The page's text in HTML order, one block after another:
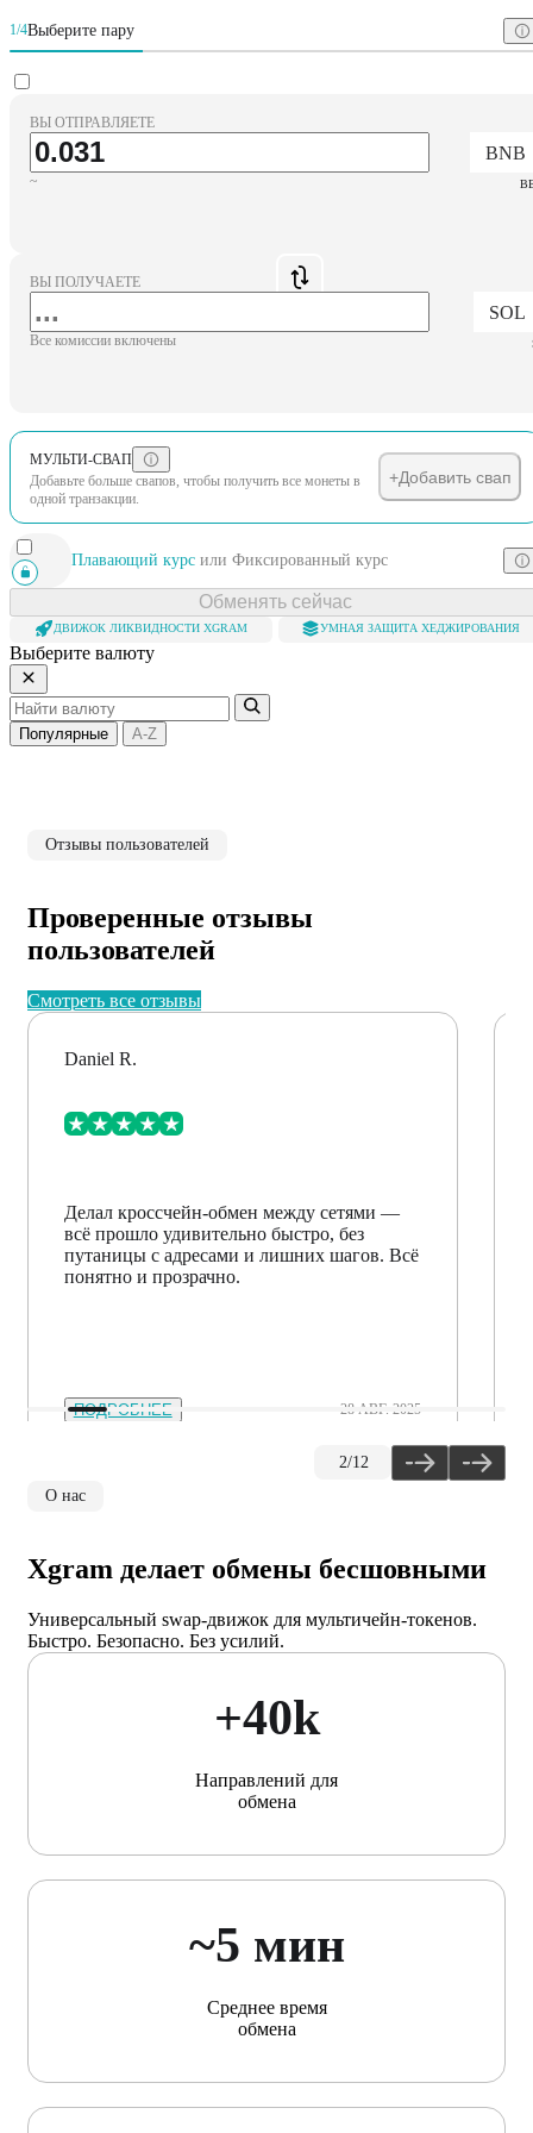
1/4Выберите пару
ВЫ ОТПРАВЛЯЕТЕ
BNB
~
ВЫ ПОЛУЧАЕТЕ
SOL
Все комиссии включены
МУЛЬТИ-СВАП
Добавьте больше свапов, чтобы получить все монеты в
одной транзакции.
+Добавить свап
Плавающий курс или Фиксированный курс
Обменять сейчас
ДВИЖОК ЛИКВИДНОСТИ XGRAM УМНАЯ ЗАЩИТА ХЕДЖИРОВАНИЯ
Выберите валюту
Популярные A-Z
Отзывы пользователей
Проверенные отзывы
пользователей
Смотреть все отзывы
Daniel R.
Делал кроссчейн-обмен между сетями —
всё прошло удивительно быстро, без
путаницы с адресами и лишних шагов. Всё
понятно и прозрачно.
ПОДРОБНЕЕ 28 АВГ. 2025
2/12
О нас
Xgram делает обмены бесшовными
Универсальный swap-движок для мультичейн-токенов.
Быстро. Безопасно. Без усилий.
+40k
Направлений для
обмена
~5 мин
Среднее время
обмена